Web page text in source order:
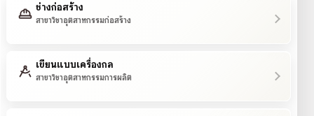
ช่างก่อสร้าง
สาขาวิชาอุตสาหกรรมก่อสร้าง
เขียนแบบเครื่องกล
สาขาวิชาอุตสาหกรรมการผลิต